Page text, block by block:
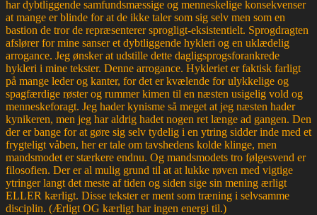
har dybtliggende samfundsmæssige og menneskelige konsekvenser
at mange er blinde for at de ikke taler som sig selv men som en
bastion de tror de repræsenterer sprogligt-eksistentielt. Sprogdragten
afslører for mine sanser et dybtliggende hykleri og en uklædelig
arrogance. Jeg ønsker at udstille dette dagligsprogsforankrede
hykleri i mine tekster. Denne arrogance. Hykleriet er faktisk farligt
på mange leder og kanter, for det er kvælende for ulykkelige og
spagfærdige røster og rummer kimen til en næsten usigelig vold og
menneskeforagt. Jeg hader kynisme så meget at jeg næsten hader
kynikeren, men jeg har aldrig hadet nogen ret længe ad gangen. Den
der er bange for at gøre sig selv tydelig i en ytring sidder inde med et
frygteligt våben, her er tale om tavshedens kolde klinge, men
mandsmodet er stærkere endnu. Og mandsmodets tro følgesvend er
filosofien. Der er al mulig grund til at at lukke røven med vigtige
ytringer langt det meste af tiden og siden sige sin mening ærligt
ELLER kærligt. Disse tekster er ment som træning i selvsamme
disciplin. (Ærligt OG kærligt har ingen energi til.)